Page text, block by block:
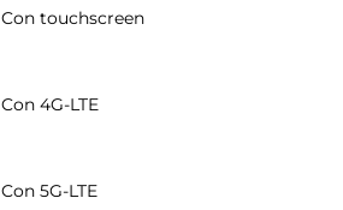
Con touchscreen
Con 4G-LTE
Con 5G-LTE